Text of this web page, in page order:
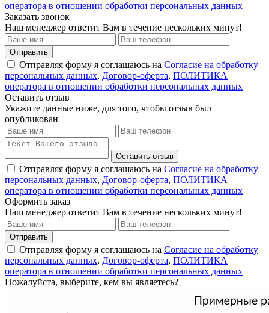
оператора в отношении обработки персональных данных
Заказать звонок
Наш менеджер ответит Вам в течение нескольких минут!
Отправить
Отправляя форму я соглашаюсь на Согласие на обработку
персональных данных, Договор-оферта, ПОЛИТИКА
оператора в отношении обработки персональных данных
Оставить отзыв
Укажите данные ниже, для того, чтобы отзыв был
опубликован
Оставить отзыв
Отправляя форму я соглашаюсь на Согласие на обработку
персональных данных, Договор-оферта, ПОЛИТИКА
оператора в отношении обработки персональных данных
Оформить заказ
Наш менеджер ответит Вам в течение нескольких минут!
Отправить
Отправляя форму я соглашаюсь на Согласие на обработку
персональных данных, Договор-оферта, ПОЛИТИКА
оператора в отношении обработки персональных данных
Пожалуйста, выберите, кем вы являетесь?